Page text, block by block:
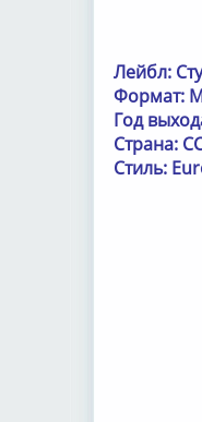
Лейбл:
Формат:
Год
Страна:
Стиль: